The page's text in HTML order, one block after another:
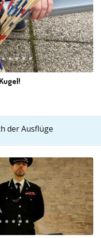
der Ausflüge